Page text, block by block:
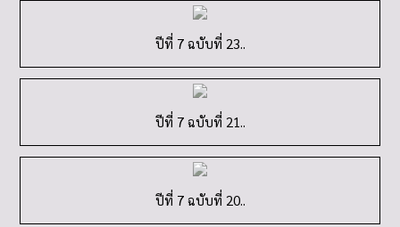
ปีที่ 7 ฉบับที่ 23..
ปีที่ 7 ฉบับที่ 21..
ปีที่ 7 ฉบับที่ 20..